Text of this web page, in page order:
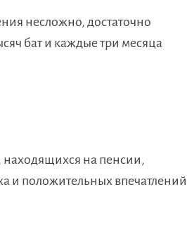
несложно, достаточно
бат и каждые три месяца
находящихся на пенсии,
и положительных впечатлений